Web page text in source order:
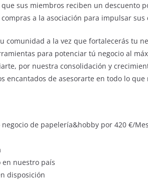
sus miembros reciben un descuento
a la asociación para impulsar
comunidad a la vez que fortalecerás tu
para potenciar tú negocio al
por nuestra consolidación y
encantados de asesorarte en todo lo que
de papelería&hobby por 420 €/
nuestro país
disposición